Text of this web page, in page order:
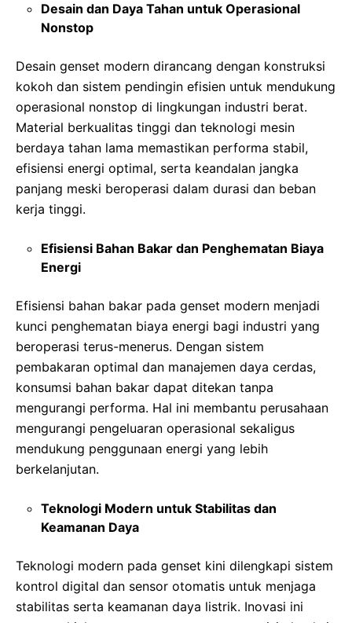
Desain dan Daya Tahan untuk Operasional
Nonstop
Desain genset modern dirancang dengan konstruksi
kokoh dan sistem pendingin efisien untuk mendukung
operasional nonstop di lingkungan industri berat.
Material berkualitas tinggi dan teknologi mesin
berdaya tahan lama memastikan performa stabil,
efisiensi energi optimal, serta keandalan jangka
panjang meski beroperasi dalam durasi dan beban
kerja tinggi.
Efisiensi Bahan Bakar dan Penghematan Biaya
Energi
Efisiensi bahan bakar pada genset modern menjadi
kunci penghematan biaya energi bagi industri yang
beroperasi terus-menerus. Dengan sistem
pembakaran optimal dan manajemen daya cerdas,
konsumsi bahan bakar dapat ditekan tanpa
mengurangi performa. Hal ini membantu perusahaan
mengurangi pengeluaran operasional sekaligus
mendukung penggunaan energi yang lebih
berkelanjutan.
Teknologi Modern untuk Stabilitas dan
Keamanan Daya
Teknologi modern pada genset kini dilengkapi sistem
kontrol digital dan sensor otomatis untuk menjaga
stabilitas serta keamanan daya listrik. Inovasi ini